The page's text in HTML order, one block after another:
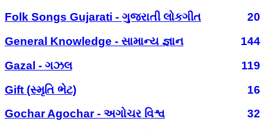
Folk Songs Gujarati - ગુજરાતી લોકગીત
20
General Knowledge - સામાન્ય જ્ઞાન
144
Gazal - ગઝલ
119
Gift (સ્મૃતિ ભેટ)
16
Gochar Agochar - અગોચર વિશ્વ
32